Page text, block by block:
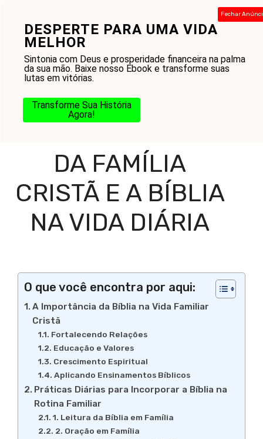
DESPERTE PARA UMA VIDA
MELHOR
Sintonia com Deus e prosperidade financeira na palma
da sua mão. Baixe nosso Ebook e transforme suas
lutas em vitórias.
Transforme Sua História
Agora!
Fechar
conteúdo
Importância da Família Cristã e a Bíblia na Vida Diária
DA FAMÍLIA
CRISTÃ E A BÍBLIA
NA VIDA DIÁRIA
O que você encontra por aqui:
A Importância da Bíblia na Vida Familiar
Cristã
Fortalecendo Relações
Educação e Valores
Crescimento Espiritual
Aplicando Ensinamentos Bíblicos
Práticas Diárias para Incorporar a Bíblia na
Rotina Familiar
1. Leitura da Bíblia em Família
2. Oração em Família